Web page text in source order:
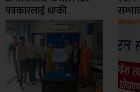
पत्रकारलाई धम्की